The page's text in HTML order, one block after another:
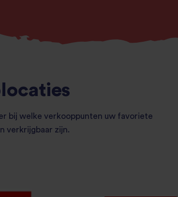
bij welke verkooppunten uw favoriete
verkrijgbaar zijn.